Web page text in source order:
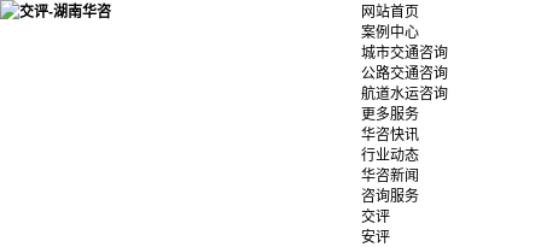
网站首页
案例中心
城市交通咨询
公路交通咨询
航道水运咨询
更多服务
华咨快讯
行业动态
华咨新闻
咨询服务
交评
安评